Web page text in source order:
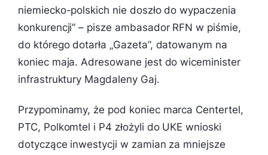
niemiecko-polskich nie doszło do wypaczenia
konkurencji” – pisze ambasador RFN w piśmie,
do którego dotarła „Gazeta”, datowanym na
koniec maja. Adresowane jest do wiceminister
infrastruktury Magdaleny Gaj.
Przypominamy, że pod koniec marca Centertel,
PTC, Polkomtel i P4 złożyli do UKE wnioski
dotyczące inwestycji w zamian za mniejsze